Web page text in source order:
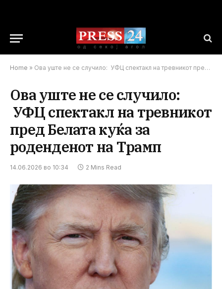
Home » Ова уште не се случило: УФЦ спектакл на тревникот пред Белата куќа за роденденот на Трамп
Ова уште не се случило:
УФЦ спектакл на тревникот
пред Белата куќа за
роденденот на Трамп
14.06.2026 во 10:34 2 Mins Read